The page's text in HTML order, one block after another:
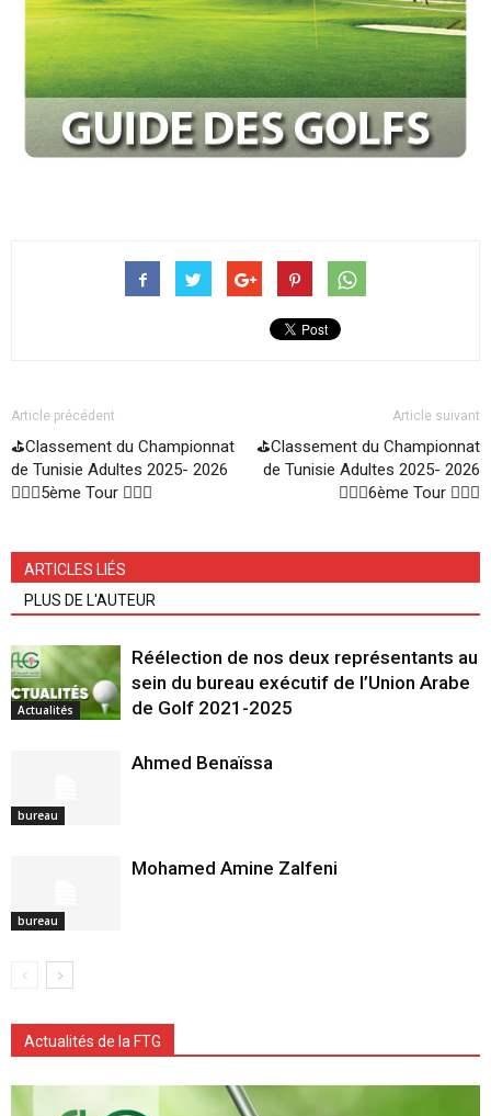
Article précédent
⛳Classement du Championnat
de Tunisie Adultes 2025- 2026
🏌🏻‍♂️5ème Tour 🏌🏻‍♂️
Article suivant
⛳Classement du Championnat
de Tunisie Adultes 2025- 2026
🏌🏻‍♂️6ème Tour 🏌🏻‍♂️
ARTICLES LIÉS
PLUS DE L'AUTEUR
Actualités
Réélection de nos deux représentants au
sein du bureau exécutif de l’Union Arabe
de Golf 2021-2025
bureau
Ahmed Benaïssa
bureau
Mohamed Amine Zalfeni
Actualités de la FTG